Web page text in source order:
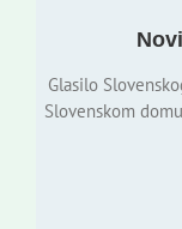
Glasilo
Slovenskom